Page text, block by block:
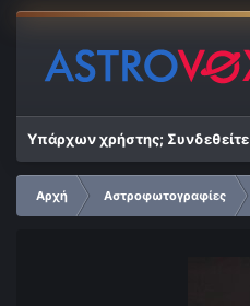
Υπάρχων χρήστης; Συνδεθείτε
Αρχή Αστροφωτογραφίες